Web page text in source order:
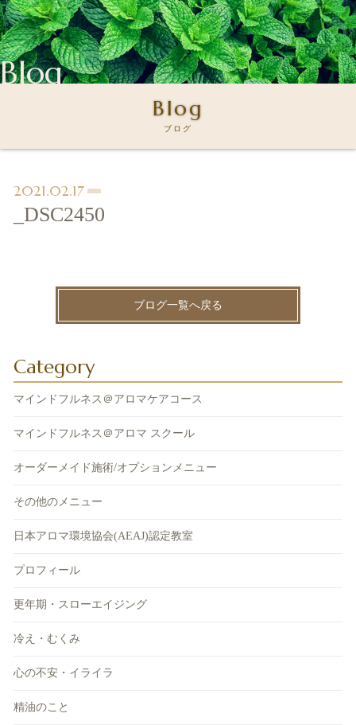
Blog
Blog
ブログ
2021.02.17
_DSC2450
ブログ一覧へ戻る
Category
マインドフルネス＠アロマケアコース
マインドフルネス＠アロマ スクール
オーダーメイド施術/オプションメニュー
その他のメニュー
日本アロマ環境協会(AEAJ)認定教室
プロフィール
更年期・スローエイジング
冷え・むくみ
心の不安・イライラ
精油のこと